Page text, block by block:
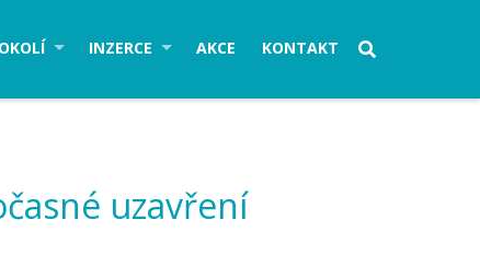
OKOLÍ INZERCE AKCE KONTAKT
uzavření